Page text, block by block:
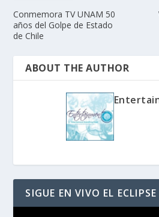
Conmemora TV UNAM 50
años del Golpe de Estado
de Chile
ABOUT THE AUTHOR
SIGUE EN VIVO EL